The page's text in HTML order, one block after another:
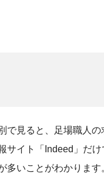
で見ると、足場職人の
サイト「Indeed」だ
多いことがわかります